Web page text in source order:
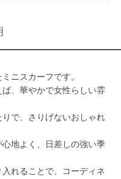
ニスカーフです。
、華やかで女性らしい雰
で、さりげないおしゃれ
地よく、日差しの強い季
れることで、コーディネ